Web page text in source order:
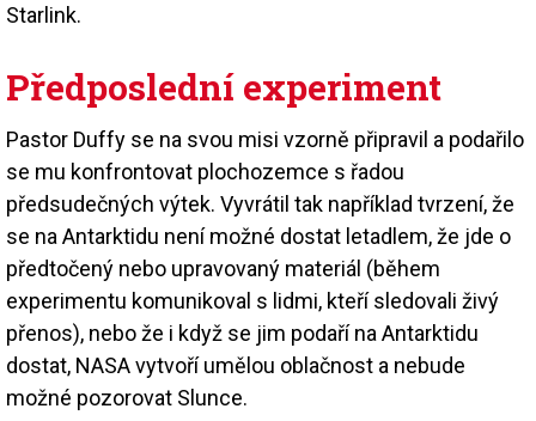
Starlink.
Předposlední experiment
Pastor Duffy se na svou misi vzorně připravil a podařilo
se mu konfrontovat plochozemce s řadou
předsudečných výtek. Vyvrátil tak například tvrzení, že
se na Antarktidu není možné dostat letadlem, že jde o
předtočený nebo upravovaný materiál (během
experimentu komunikoval s lidmi, kteří sledovali živý
přenos), nebo že i když se jim podaří na Antarktidu
dostat, NASA vytvoří umělou oblačnost a nebude
možné pozorovat Slunce.